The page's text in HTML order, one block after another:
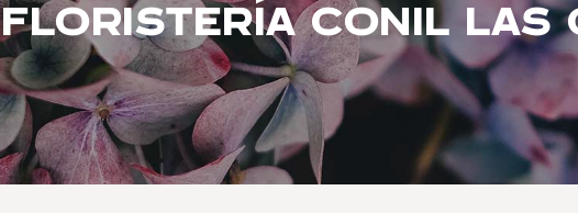
FLORISTERÍA CONIL LAS